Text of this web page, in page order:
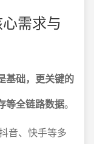
需求与
基础，更关键的
等全链路数据。
音、快手等多